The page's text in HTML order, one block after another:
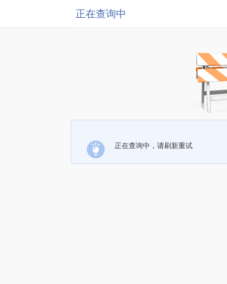
正在查询中
正在查询中，请刷新重试